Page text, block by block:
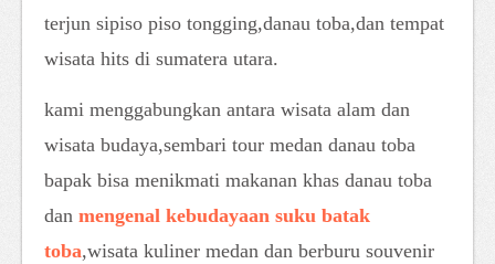
terjun sipiso piso tongging,danau toba,dan tempat
wisata hits di sumatera utara.
kami menggabungkan antara wisata alam dan
wisata budaya,sembari tour medan danau toba
bapak bisa menikmati makanan khas danau toba
dan mengenal kebudayaan suku batak
toba,wisata kuliner medan dan berburu souvenir